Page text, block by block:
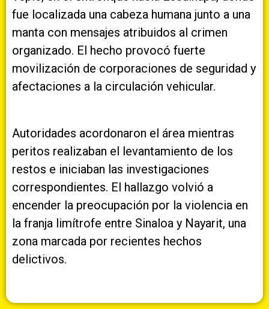
fue localizada una cabeza humana junto a una
manta con mensajes atribuidos al crimen
organizado. El hecho provocó fuerte
movilización de corporaciones de seguridad y
afectaciones a la circulación vehicular.
Autoridades acordonaron el área mientras
peritos realizaban el levantamiento de los
restos e iniciaban las investigaciones
correspondientes. El hallazgo volvió a
encender la preocupación por la violencia en
la franja limítrofe entre Sinaloa y Nayarit, una
zona marcada por recientes hechos
delictivos.